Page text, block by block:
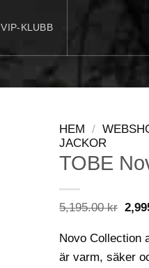
VIP-KLUBB
HEM /
JACKOR
TOBE
5,195.00kr Det
var:
Novo Collection
är varm, säker